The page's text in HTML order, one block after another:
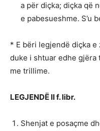
a për diçka; diçka që
e pabesueshme. S’u
* E bëri legjendë diçka
duke i shtuar edhe gjëra
me trillime.
LEGJENDË II f. libr.
Shenjat e posaçme